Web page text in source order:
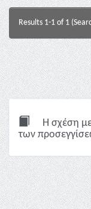
Results 1-1 of 1
Η σχέση
των